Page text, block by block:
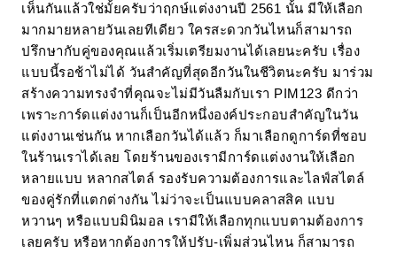
เห็นกันแล้วใช่มั้ยครับว่าฤกษ์แต่งงานปี 2561 นั้น มีให้เลือก
มากมายหลายวันเลยทีเดียว ใครสะดวกวันไหนก็สามารถ
ปรึกษากับคู่ของคุณแล้วเริ่มเตรียมงานได้เลยนะครับ เรื่อง
แบบนี้รอช้าไม่ได้ วันสำคัญที่สุดอีกวันในชีวิตนะครับ มาร่วม
สร้างความทรงจำที่คุณจะไม่มีวันลืมกับเรา PIM123 ดีกว่า
เพราะการ์ดแต่งงานก็เป็นอีกหนึ่งองค์ประกอบสำคัญในวัน
แต่งงานเช่นกัน หากเลือกวันได้แล้ว ก็มาเลือกดูการ์ดที่ชอบ
ในร้านเราได้เลย โดยร้านของเรามีการ์ดแต่งงานให้เลือก
หลายแบบ หลากสไตล์ รองรับความต้องการและไลฟ์สไตล์
ของคู่รักที่แตกต่างกัน ไม่ว่าจะเป็นแบบคลาสสิค แบบ
หวานๆ หรือแบบมินิมอล เรามีให้เลือกทุกแบบตามต้องการ
เลยครับ หรือหากต้องการให้ปรับ-เพิ่มส่วนไหน ก็สามารถ